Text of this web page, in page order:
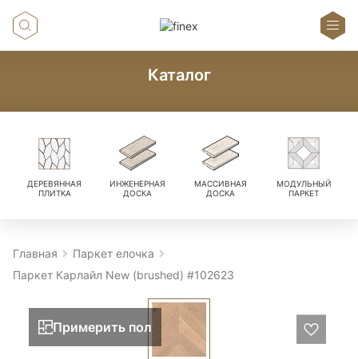
Каталог
ДЕРЕВЯННАЯ
ПЛИТКА
ИНЖЕНЕРНАЯ
ДОСКА
МАССИВНАЯ
ДОСКА
МОДУЛЬНЫЙ
ПАРКЕТ
Главная
Паркет елочка
Паркет Карлайл New (brushed) #102623
Примерить пол